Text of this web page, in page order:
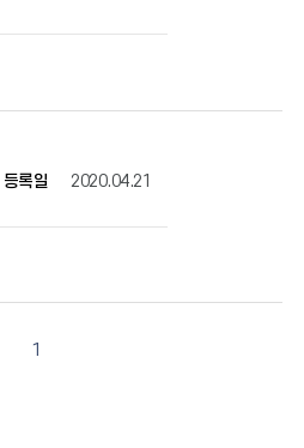
등록일 2020.04.21
1